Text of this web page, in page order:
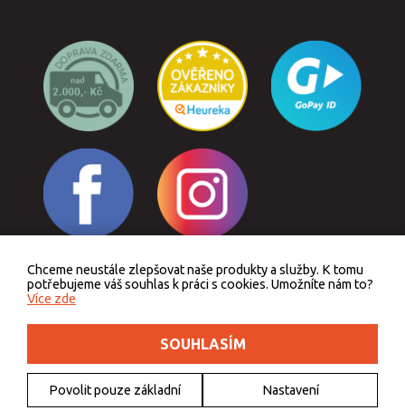
Odstoupit od smlouvy
Podle zákona o evidenci tržeb je prodávající povinen vystavit kupujícímu účtenku.
Zároveň je povinen zaevidovat přijatou tržbu u správce daně online, v případě
technického výpadku pak nejpozději do 48 hodin.
© 2011 - 2026 Outdoorkids.cz, webdesignDriveNet s.r.o., icons
Chceme neustále zlepšovat naše produkty a služby. K tomu
potřebujeme váš souhlas k práci s cookies. Umožníte nám to?
Více zde
SOUHLASÍM
Povolit pouze základní Nastavení